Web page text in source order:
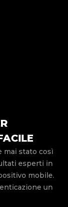
mai stato così
esperti in
mobile.
un